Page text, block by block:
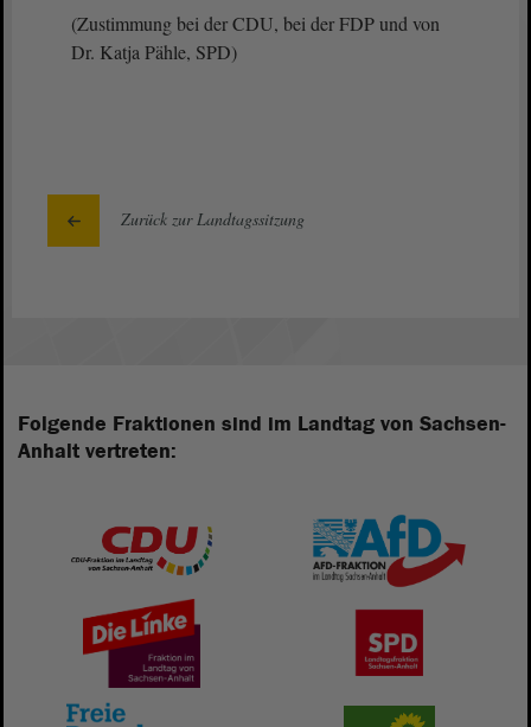
(Zustimmung bei der CDU, bei der FDP und von
Dr. Katja Pähle, SPD)
Zurück zur Landtagssitzung
Folgende Fraktionen sind im Landtag von Sachsen-
Anhalt vertreten: